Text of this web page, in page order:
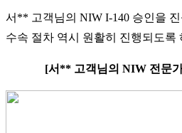
서** 고객님의 NIW I-140 승인을
수속 절차 역시 원활히 진행되도록
[서** 고객님의 NIW 전문